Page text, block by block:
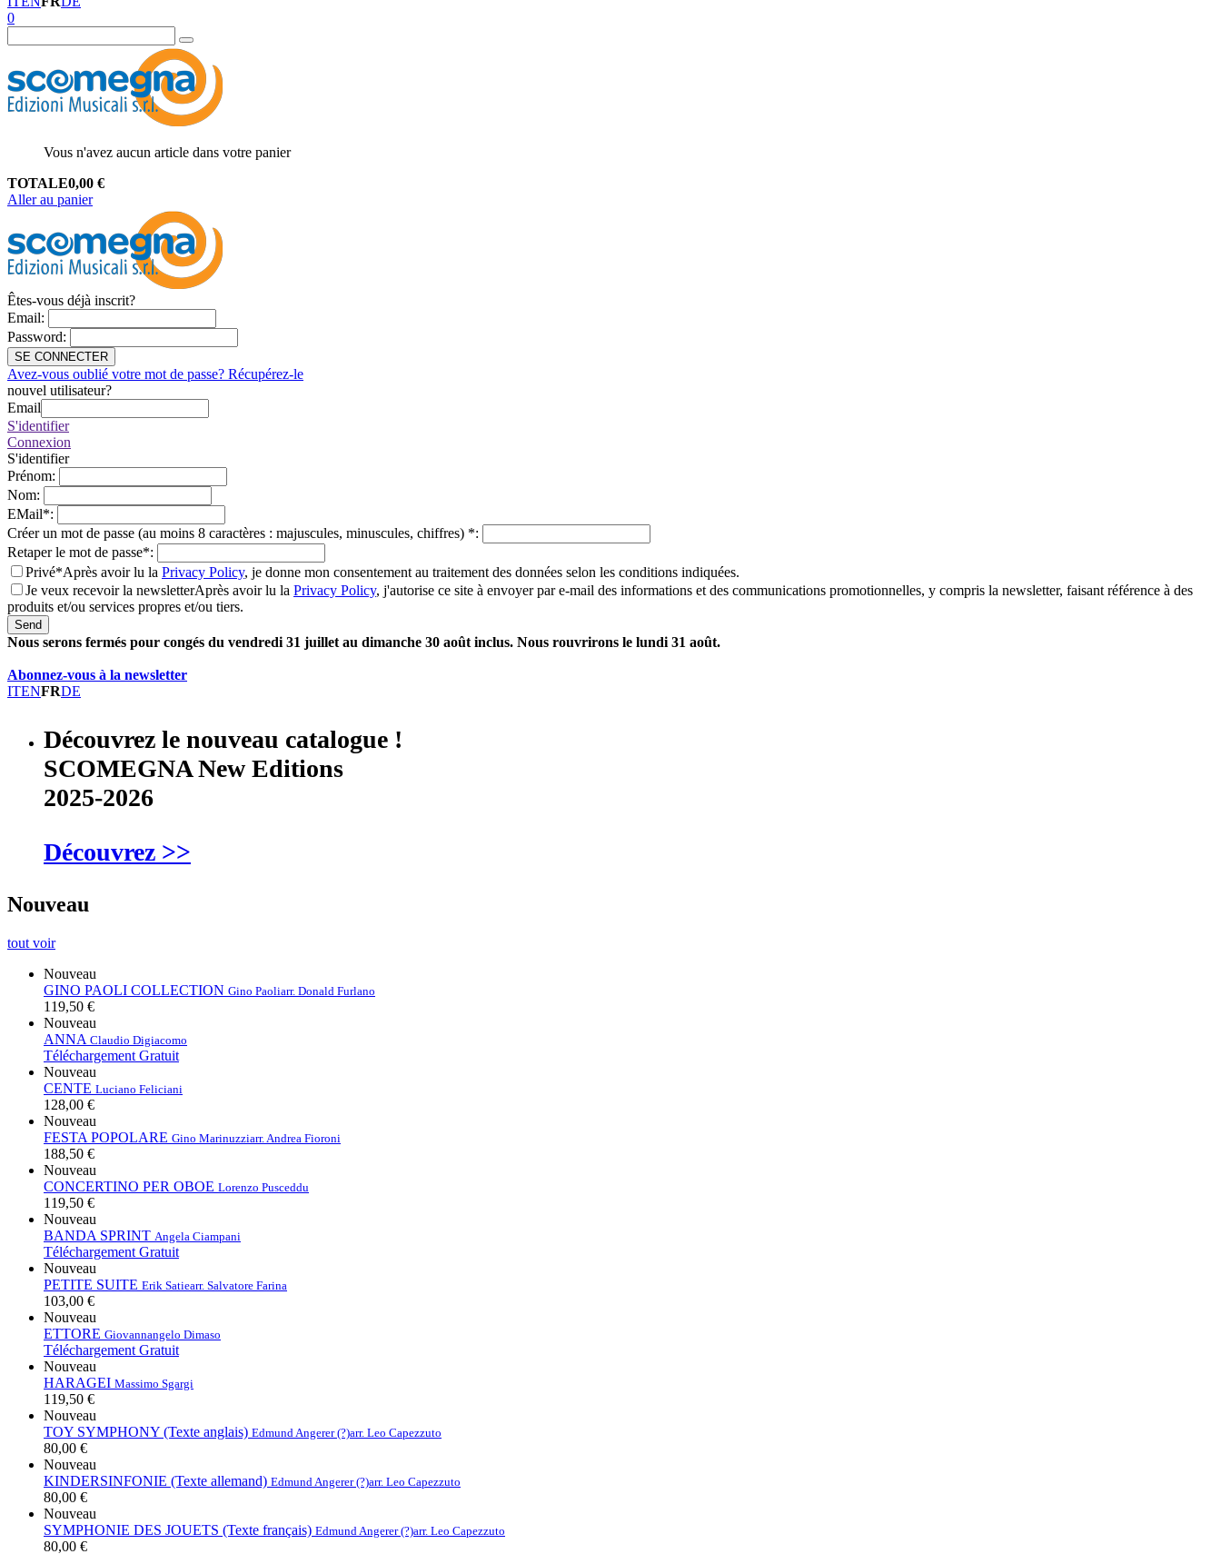
0
Vous n'avez aucun article dans votre panier
TOTALE0,00 €
Aller au panier
Êtes-vous déjà inscrit?
Email:
Password:
SE CONNECTER
Avez-vous oublié votre mot de passe? Récupérez-le
nouvel utilisateur?
Email
S'identifier
Connexion
S'identifier
Prénom:
Nom:
EMail*:
Créer un mot de passe (au moins 8 caractères : majuscules, minuscules, chiffres) *:
Retaper le mot de passe*:
Privé*Après avoir lu la Privacy Policy, je donne mon consentement au traitement des données selon les conditions indiquées.
Je veux recevoir la newsletterAprès avoir lu la Privacy Policy, j'autorise ce site à envoyer par e-mail des informations et des communications promotionnelles, y compris la newsletter, faisant référence à des
produits et/ou services propres et/ou tiers.
Send
Nous serons fermés pour congés du vendredi 31 juillet au dimanche 30 août inclus. Nous rouvrirons le lundi 31 août.
Abonnez-vous à la newsletter
ITENFRDE
Découvrez le nouveau catalogue !
SCOMEGNA New Editions
2025-2026
Découvrez >>
Nouveau
tout voir
Nouveau
GINO PAOLI COLLECTION Gino Paoliarr. Donald Furlano
119,50 €
Nouveau
ANNA Claudio Digiacomo
Téléchargement Gratuit
Nouveau
CENTE Luciano Feliciani
128,00 €
Nouveau
FESTA POPOLARE Gino Marinuzziarr. Andrea Fioroni
188,50 €
Nouveau
CONCERTINO PER OBOE Lorenzo Pusceddu
119,50 €
Nouveau
BANDA SPRINT Angela Ciampani
Téléchargement Gratuit
Nouveau
PETITE SUITE Erik Satiearr. Salvatore Farina
103,00 €
Nouveau
ETTORE Giovannangelo Dimaso
Téléchargement Gratuit
Nouveau
HARAGEI Massimo Sgargi
119,50 €
Nouveau
TOY SYMPHONY (Texte anglais) Edmund Angerer (?)arr. Leo Capezzuto
80,00 €
Nouveau
KINDERSINFONIE (Texte allemand) Edmund Angerer (?)arr. Leo Capezzuto
80,00 €
Nouveau
SYMPHONIE DES JOUETS (Texte français) Edmund Angerer (?)arr. Leo Capezzuto
80,00 €